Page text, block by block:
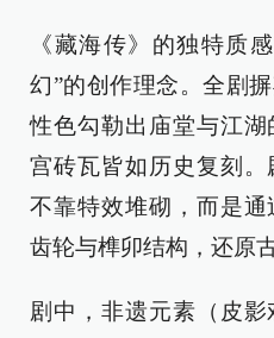
《藏海传》的独特质
幻”的创作理念。全剧
性色勾勒出庙堂与江
宫砖瓦皆如历史复刻
不靠特效堆砌，而是
齿轮与榫卯结构，还原
剧中，非遗元素（皮影